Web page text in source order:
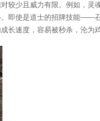
较少且威力有限。例如，灵
即使是道士的招牌技能——
长速度，容易被秒杀，沦为鸡